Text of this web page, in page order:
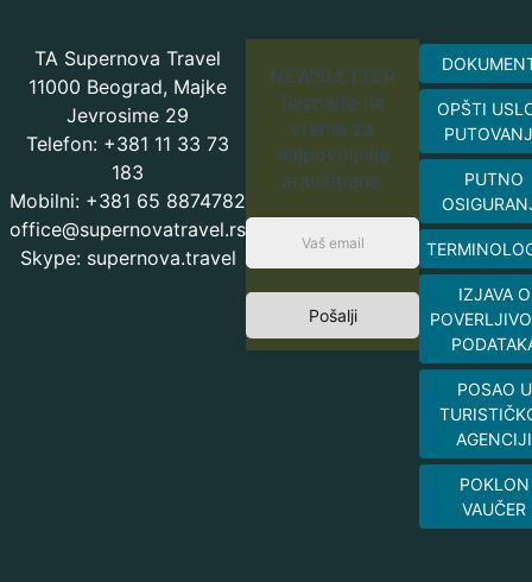
TA Supernova Travel
11000 Beograd, Majke
Jevrosime 29
Telefon: +381 11 33 73
183
Mobilni: +381 65 8874782
office@supernovatravel.rs
Skype: supernova.travel
NEWSLETTER
Saznajte na
vreme za
najpovoljnije
aranžmane.
Pošalji
OPŠTI
PUTNO
IZJAVA O
POSAO U
AGENCIJI
POKLON
VAUČER